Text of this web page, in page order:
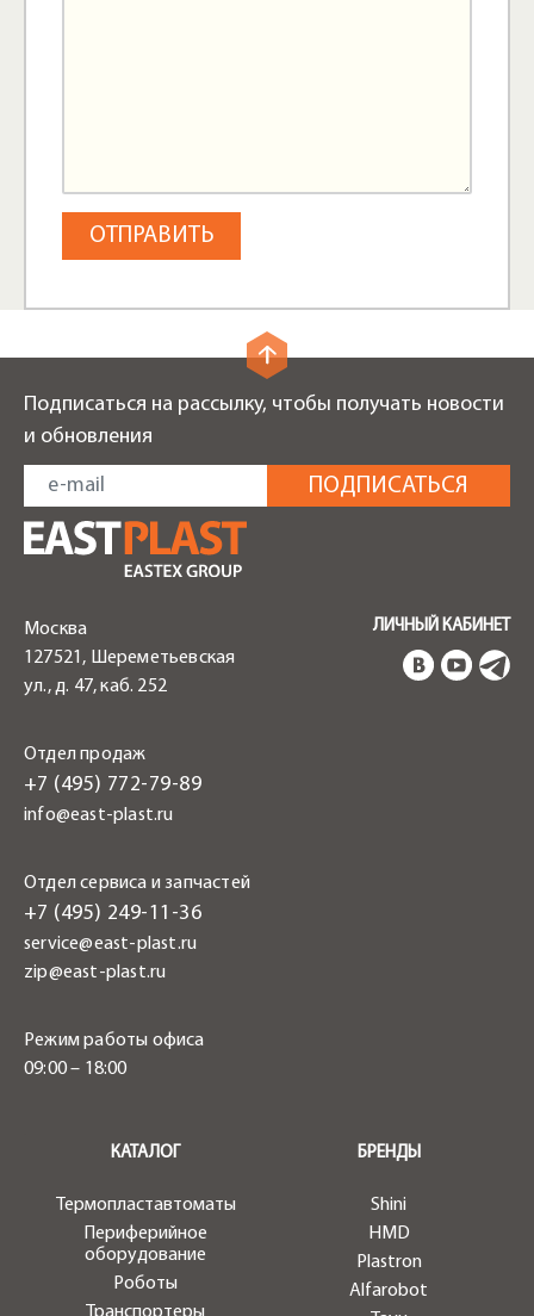
Подписаться на рассылку, чтобы получать новости
и обновления
Москва
127521, Шереметьевская
ул., д. 47, каб. 252
Отдел продаж
+7 (495) 772-79-89
info@east-plast.ru
Отдел сервиса и запчастей
+7 (495) 249-11-36
service@east-plast.ru
zip@east-plast.ru
Режим работы офиса
09:00 – 18:00
ЛИЧНЫЙ КАБИНЕТ
КАТАЛОГ
Термопластавтоматы
Периферийное
оборудование
Роботы
Транспортеры
БРЕНДЫ
Shini
HMD
Plastron
Alfarobot